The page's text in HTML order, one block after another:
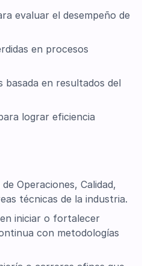
evaluar el desempeño de
en procesos
basada en resultados del
lograr eficiencia
Operaciones, Calidad,
técnicas de la industria.
iniciar o fortalecer
con metodologías